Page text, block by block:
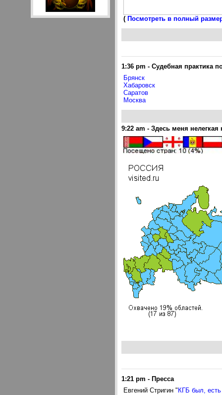
( Посмотреть в полный
1:36 pm - Судебная практика
Брянск
Хабаровск
Саратов
Москва
9:22 am - Здесь меня нелегкая
1:21 pm - Пресса
Евгений Стригин " КГБ был,